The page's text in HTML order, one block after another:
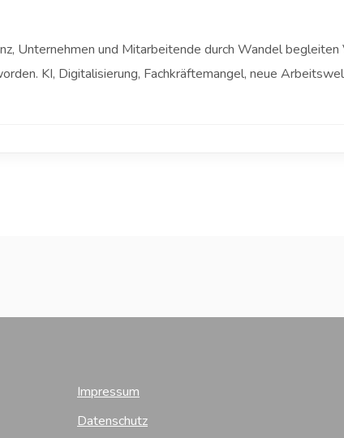
Unternehmen und Mitarbeitende durch Wandel
KI, Digitalisierung, Fachkräftemangel, neue
Impressum
Datenschutz